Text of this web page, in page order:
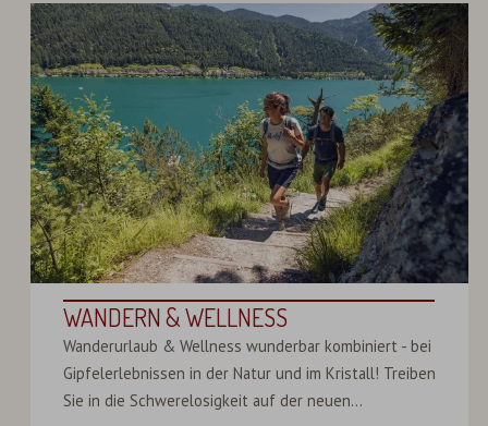
WANDERN & WELLNESS
Wanderurlaub & Wellness wunderbar kombiniert - bei
Gipfelerlebnissen in der Natur und im Kristall! Treiben
Sie in die Schwerelosigkeit auf der neuen...